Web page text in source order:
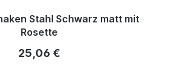
Stahl Schwarz matt mit
Rosette
Regulärer Preis:
25,06 €